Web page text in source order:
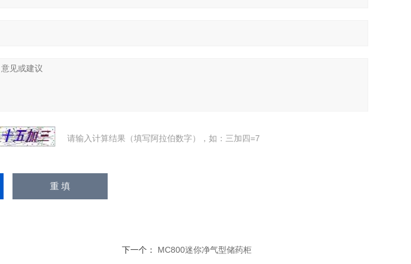
请输入计算结果（填写阿拉伯数字），如：三加四=7
下一个： MC800迷你净气型储药柜